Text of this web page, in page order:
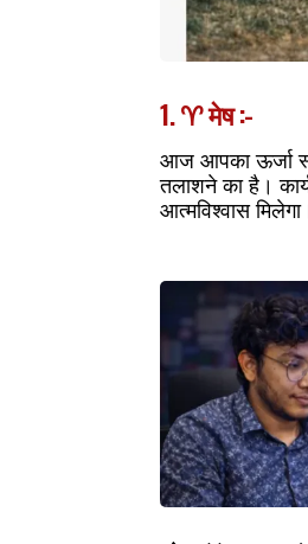
1. ♈ मेष :-
आज आपका ऊर्जा
तलाशने का है।
आत्मविश्वास